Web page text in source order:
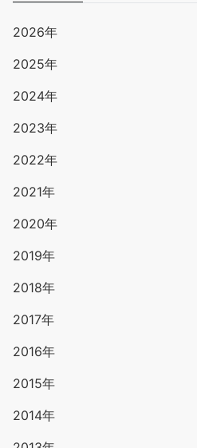
2026年
2025年
2024年
2023年
2022年
2021年
2020年
2019年
2018年
2017年
2016年
2015年
2014年